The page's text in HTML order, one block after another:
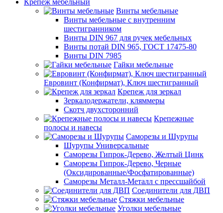
Крепеж мебельный
Винты мебельные
Винты мебельные с внутренним
шестигранником
Винты DIN 967 для ручек мебельных
Винты потай DIN 965, ГОСТ 17475-80
Винты DIN 7985
Гайки мебельные
Евровинт (Конфирмат), Ключ шестигранный
Крепеж для зеркал
Зеркалодержатели, кляммеры
Скотч двухсторонний
Крепежные
полосы и навесы
Саморезы и Шурупы
Шурупы Универсальные
Саморезы Гипрок-Дерево, Желтый Цинк
Саморезы Гипрок-Дерево, Черные
(Оксидированные/Фосфатированные)
Саморезы Металл-Металл с прессшайбой
Соединители для ДВП
Стяжки мебельные
Уголки мебельные